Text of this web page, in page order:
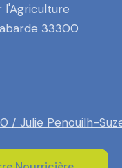
l'Agriculture
33300
/ Julie Penouilh-